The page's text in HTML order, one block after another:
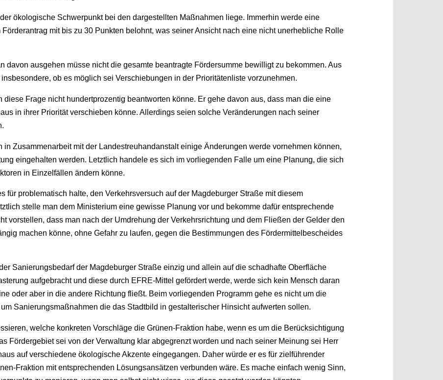
ökologische Schwerpunkt bei den dargestellten Maßnahmen liege. Immerhin werde eine
mit bis zu 30 Punkten belohnt, was seiner Ansicht nach eine nicht unerhebliche Rolle
davon ausgehen müsse nicht die gesamte beantragte Fördersumme bewilligt zu bekommen. Aus
ob es möglich sei Verschiebungen in der Prioritätenliste vorzunehmen.
diese Frage nicht hundertprozentig beantworten könne. Er gehe davon aus, dass man die eine
in ihrer Priorität verschieben könne. Allerdings seien solche Veränderungen nach seiner
in Zusammenarbeit mit der Landestreuhandanstalt einige Änderungen werde vornehmen können,
eingehalten werden. Letztlich handele es sich im vorliegenden Falle um eine Planung, die sich
in Einzelfällen ändern könne.
für problematisch halte, den Verkehrsversuch auf der Magdeburger Straße mit diesem
stelle man dem Ministerium eine gewisse Planung vor und bekomme dafür entsprechende
vorstellen, dass man nach der Umdrehung der Verkehrsrichtung und dem Fließen der Gelder den
machen könne, ohne Gefahr zu laufen, gegen die Bestimmungen des Fördermittelbescheides
Sanierungsbedarf der Magdeburger Straße einzig und allein auf die schadhafte Oberfläche
aufgebracht und diese durch EFRE-Mittel gefördert werde, werde sich kein Mensch daran
oder aber in die andere Richtung fließt. Beim vorliegenden Programm gehe es nicht um die
Sanierungsmaßnahmen die das Stadtbild in gestalterischer Hinsicht aufwerten sollen.
welche konkreten Vorschläge die Grünen-Fraktion habe, wenn es um die Berücksichtigung
Fördergebiet sei von der Verwaltung klar abgegrenzt worden und nach seiner Meinung sei Herr
auf verschiedene ökologische Akzente eingegangen. Daher würde er es für zielführender
Fraktion mit entsprechenden Lösungsansätzen verbunden wäre. Es mache einfach wenig Sinn,